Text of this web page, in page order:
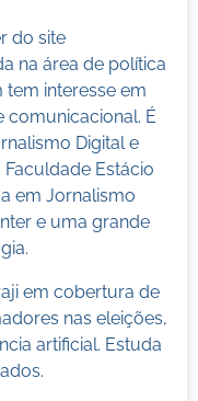
do site
na área de política
tem interesse em
comunicacional. É
Digital e
Estácio
em Jornalismo
e uma grande
em cobertura de
nas eleições,
artificial. Estuda